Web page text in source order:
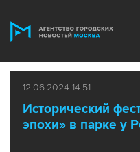
12.06.2024 14:51
Исторический
эпохи» в парке у